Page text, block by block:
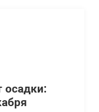
осадки: